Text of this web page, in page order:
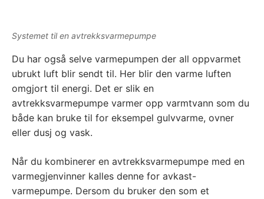
Systemet til en avtrekksvarmepumpe
Du har også selve varmepumpen der all oppvarmet
ubrukt luft blir sendt til. Her blir den varme luften
omgjort til energi. Det er slik en
avtrekksvarmepumpe varmer opp varmtvann som du
både kan bruke til for eksempel gulvvarme, ovner
eller dusj og vask.
Når du kombinerer en avtrekksvarmepumpe med en
varmegjenvinner kalles denne for avkast-
varmepumpe. Dersom du bruker den som et